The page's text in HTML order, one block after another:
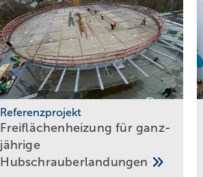
Referenzprojekt
Freiflächenheizung für ganz­
jäh­rige
Hub­schrau­ber­lan­dun­gen